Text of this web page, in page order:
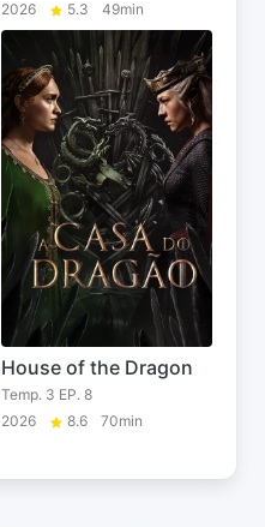
2026
5.3 49min
House of the Dragon
Temp. 3 EP. 8
2026
8.6 70min